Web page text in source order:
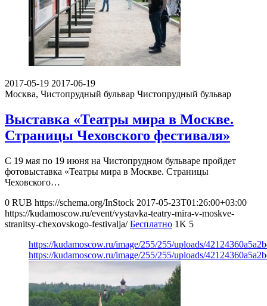
2017-05-19 2017-06-19
Москва, Чистопрудный бульвар Чистопрудный бульвар
Выставка «Театры мира в Москве.
Страницы Чеховского фестиваля»
С 19 мая по 19 июня на Чистопрудном бульваре пройдет
фотовыставка «Театры мира в Москве. Страницы
Чеховского…
0 RUB https://schema.org/InStock 2017-05-23T01:26:00+03:00
https://kudamoscow.ru/event/vystavka-teatry-mira-v-moskve-
stranitsy-chexovskogo-festivalja/ Бесплатно 1K 5
https://kudamoscow.ru/image/255/255/uploads/
https://kudamoscow.ru/image/255/255/uploads/